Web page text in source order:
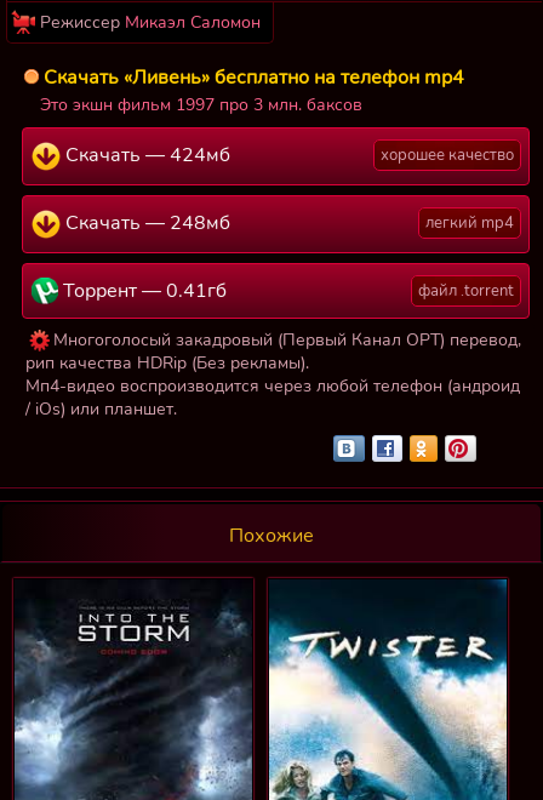
Режиссер Микаэл Саломон
Скачать «Ливень» бесплатно на телефон mp4
Это экшн фильм 1997 про 3 млн. баксов
Скачать — 424мб хорошее качество
Скачать — 248мб легкий mp4
Торрент — 0.41гб файл .torrent
Многоголосый закадровый (Первый Канал ОРТ) перевод,
рип качества HDRip (Без рекламы).
Мп4-видео воспроизводится через любой телефон (андроид
/ iOs) или планшет.
Похожие